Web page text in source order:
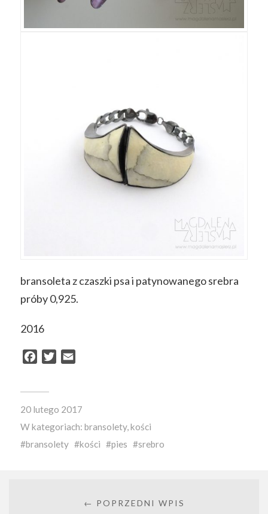
bransoleta z czaszki psai patynowanego srebra
próby 0,925.
2016
Facebook
Twitter
20 lutego 2017
W kategoriach: bransolety, kości
bransolety
kości pies srebro
← POPRZEDNI WPIS